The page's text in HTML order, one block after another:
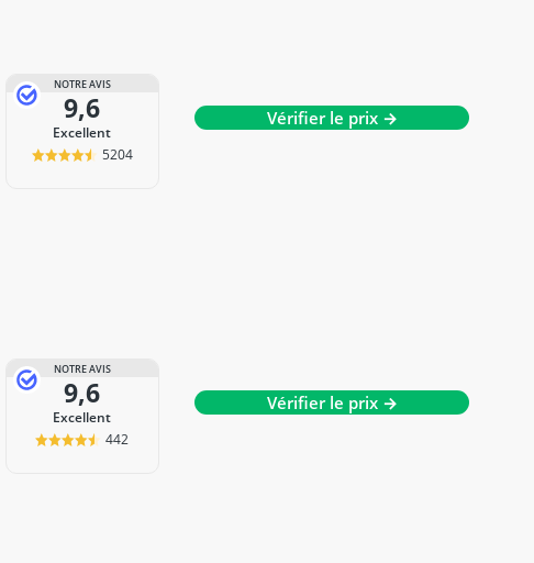
NOTRE AVIS
9,6
Excellent
5204
Vérifier le prix →
NOTRE AVIS
9,6
Excellent
442
Vérifier le prix →